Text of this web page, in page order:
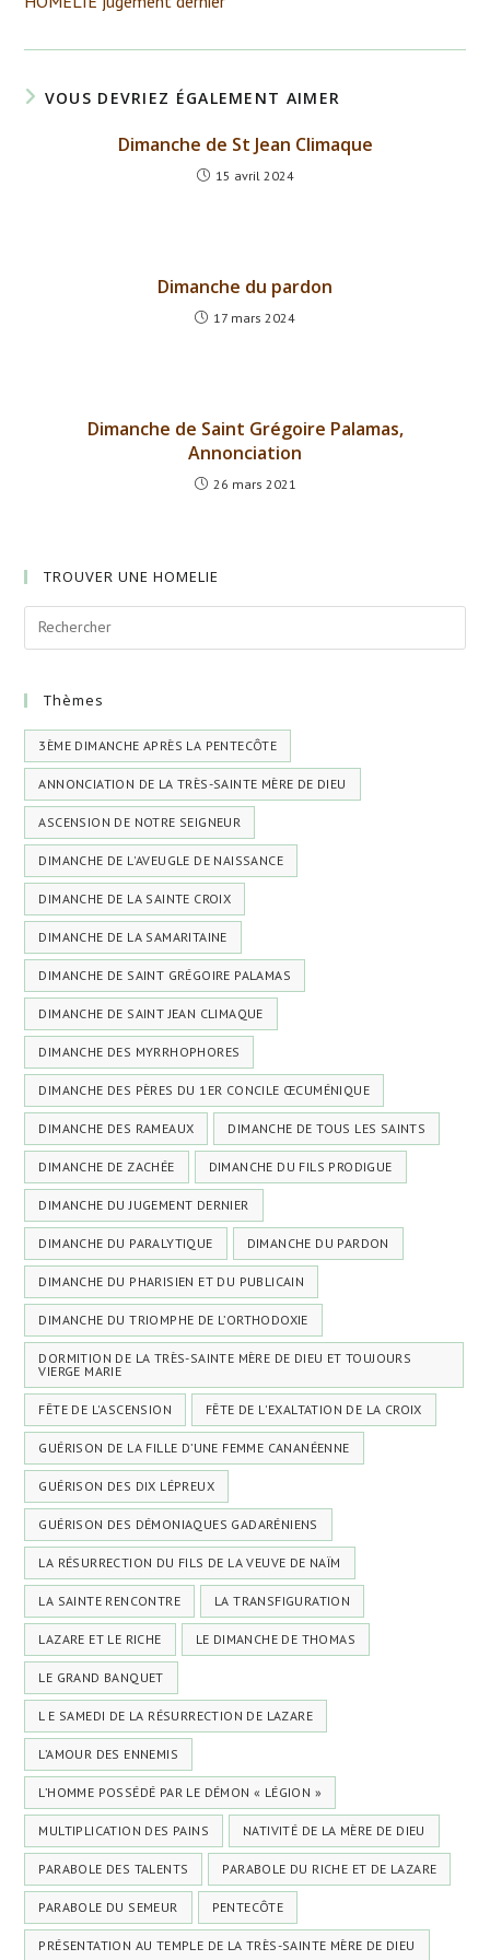
articles
VOUS DEVRIEZ ÉGALEMENT AIMER
Dimanche de St Jean Climaque
15 avril 2024
Dimanche du pardon
17 mars 2024
Dimanche de Saint Grégoire Palamas,
Annonciation
26 mars 2021
TROUVER UNE HOMELIE
Thèmes
3ÈME DIMANCHE APRÈS LA PENTECÔTE
ANNONCIATION DE LA TRÈS-SAINTE MÈRE DE DIEU
ASCENSION DE NOTRE SEIGNEUR
DIMANCHE DE L'AVEUGLE DE NAISSANCE
DIMANCHE DE LA SAINTE CROIX
DIMANCHE DE LA SAMARITAINE
DIMANCHE DE SAINT GRÉGOIRE PALAMAS
DIMANCHE DE SAINT JEAN CLIMAQUE
DIMANCHE DES MYRRHOPHORES
DIMANCHE DES PÈRES DU 1ER CONCILE ŒCUMÉNIQUE
DIMANCHE DES RAMEAUX DIMANCHE DE TOUS LES SAINTS
DIMANCHE DE ZACHÉE DIMANCHE DU FILS PRODIGUE
DIMANCHE DU JUGEMENT DERNIER
DIMANCHE DU PARALYTIQUE DIMANCHE DU PARDON
DIMANCHE DU PHARISIEN ET DU PUBLICAIN
DIMANCHE DU TRIOMPHE DE L’ORTHODOXIE
DORMITION DE LA TRÈS-SAINTE MÈRE DE DIEU ET TOUJOURS
VIERGE MARIE
FÊTE DE L'ASCENSION FÊTE DE L'EXALTATION DE LA CROIX
GUÉRISON DE LA FILLE D’UNE FEMME CANANÉENNE
GUÉRISON DES DIX LÉPREUX
GUÉRISON DES DÉMONIAQUES GADARÉNIENS
LA RÉSURRECTION DU FILS DE LA VEUVE DE NAÏM
LA SAINTE RENCONTRE LA TRANSFIGURATION
LAZARE ET LE RICHE LE DIMANCHE DE THOMAS
LE GRAND BANQUET
L E SAMEDI DE LA RÉSURRECTION DE LAZARE
L’AMOUR DES ENNEMIS
L’HOMME POSSÉDÉ PAR LE DÉMON « LÉGION »
MULTIPLICATION DES PAINS NATIVITÉ DE LA MÈRE DE DIEU
PARABOLE DES TALENTS PARABOLE DU RICHE ET DE LAZARE
PARABOLE DU SEMEUR PENTECÔTE
PRÉSENTATION AU TEMPLE DE LA TRÈS-SAINTE MÈRE DE DIEU